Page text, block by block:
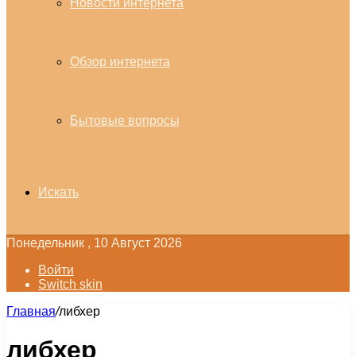
Новости интернета
Обзор интернета
Бытовые вопросы
Искать
Понедельник , 10 Август 2026
Войти
Switch skin
Главная/либхер
либхер